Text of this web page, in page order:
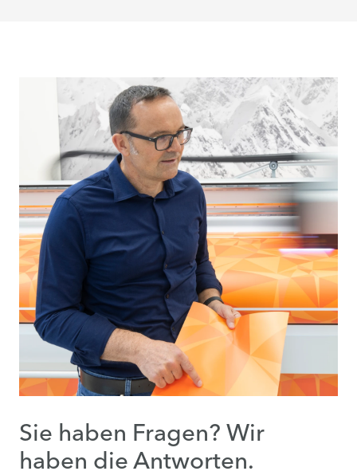
Sie haben Fragen? Wir
haben die Antworten.